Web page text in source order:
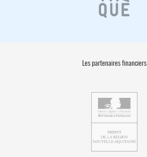
Les partenaires financiers